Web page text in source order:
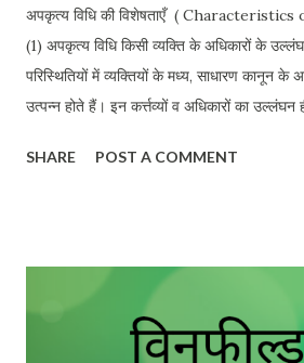
अपकृत्य विधि की विशेषताएँ (
(1) अपकृत्य विधि किसी व्यक्ति के अधिकारों के
परिस्थितियों में व्यक्तियों के मध्य, साधारण कानून के
उत्पन्न होते हैं। इन कर्त्तव्यों व अधिकारों का
आते हैं। (3) अपकृत्य का उपचार दीवानी न्यायालय
Rem) अधिकार है। (6) अपकृत्य विधि का मुख्य उद्देश्य
व्यक्ति को यथासम्भव उस अवस्था में ला देना जिसमें
Characteristics of the Tort-concept
SHARE POST A COMMENT